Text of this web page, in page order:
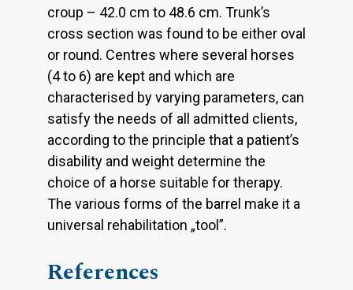
croup – 42.0 cm to 48.6 cm. Trunk’s
cross section was found to be either oval
or round. Centres where several horses
(4 to 6) are kept and which are
characterised by varying parameters, can
satisfy the needs of all admitted clients,
according to the principle that a patient’s
disability and weight determine the
choice of a horse suitable for therapy.
The various forms of the barrel make it a
universal rehabilitation „tool”.
References